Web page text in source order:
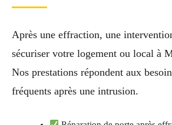
Après une effraction, une
sécuriser votre logement ou local à
Nos prestations répondent aux
fréquents après une intrusion.